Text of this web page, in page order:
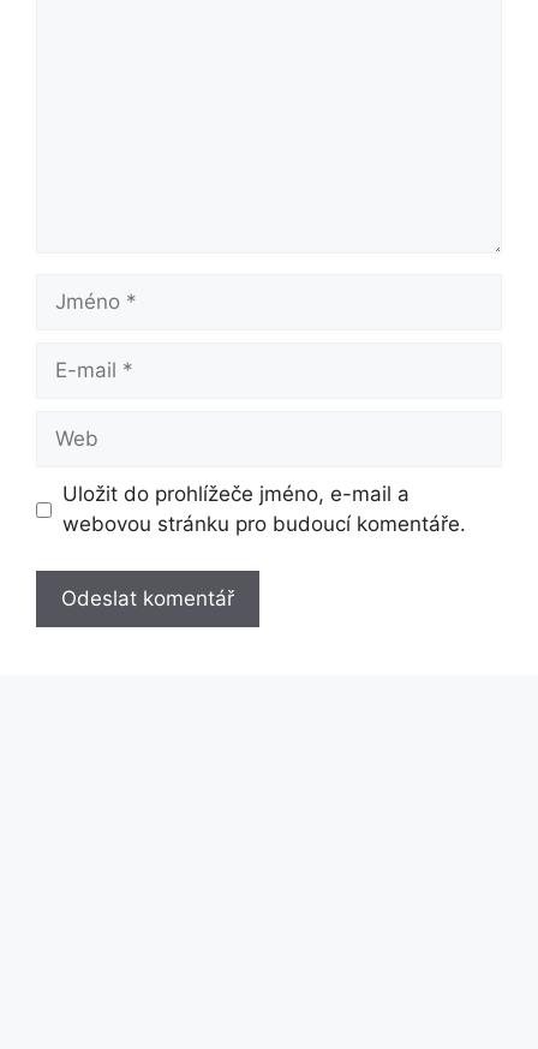
Jméno
Web
Uložit do prohlížeče jméno, e-mail a
webovou stránku pro budoucí komentáře.